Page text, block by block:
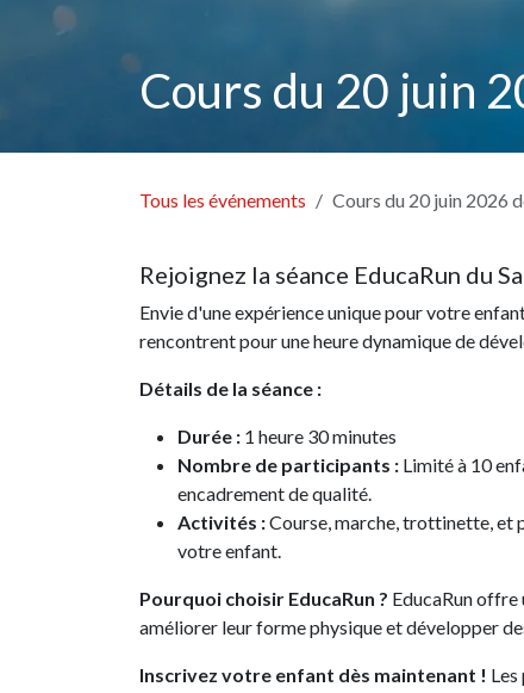
Cours du 20 juin
Tous les événements Cours du 20 juin 2026
Rejoignez la séance EducaRun du
Envie d'une expérience unique pour votre
rencontrent pour une heure dynamique de
Détails de la séance :
Durée : 1 heure 30 minutes
Nombre de participants : Limité à 10
encadrement de qualité.
Activités :Course, marche, trottinette, et
votre enfant.
Pourquoi choisir EducaRun ? EducaRun
améliorer leur forme physique et développer
Inscrivez votre enfant dès maintenant !